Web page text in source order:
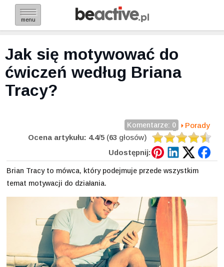
menu
Jak się motywować do
ćwiczeń według Briana
Tracy?
Porady
Komentarze: 0
Ocena artykułu: 4.4/5 (63 głosów)
Udostępnij:
Brian Tracy to mówca, który podejmuje przede wszystkim
temat motywacji do działania.